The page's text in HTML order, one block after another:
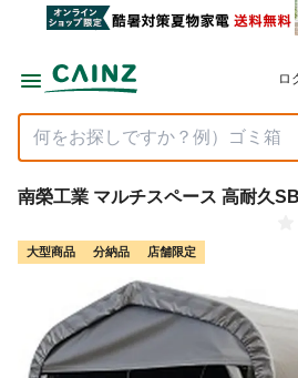
ロ
南榮工業 マルチスペース 高耐久
大型商品 分納品 店舗限定